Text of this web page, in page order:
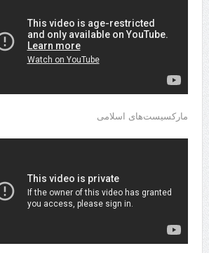
مارکسیست‌های اسلامی